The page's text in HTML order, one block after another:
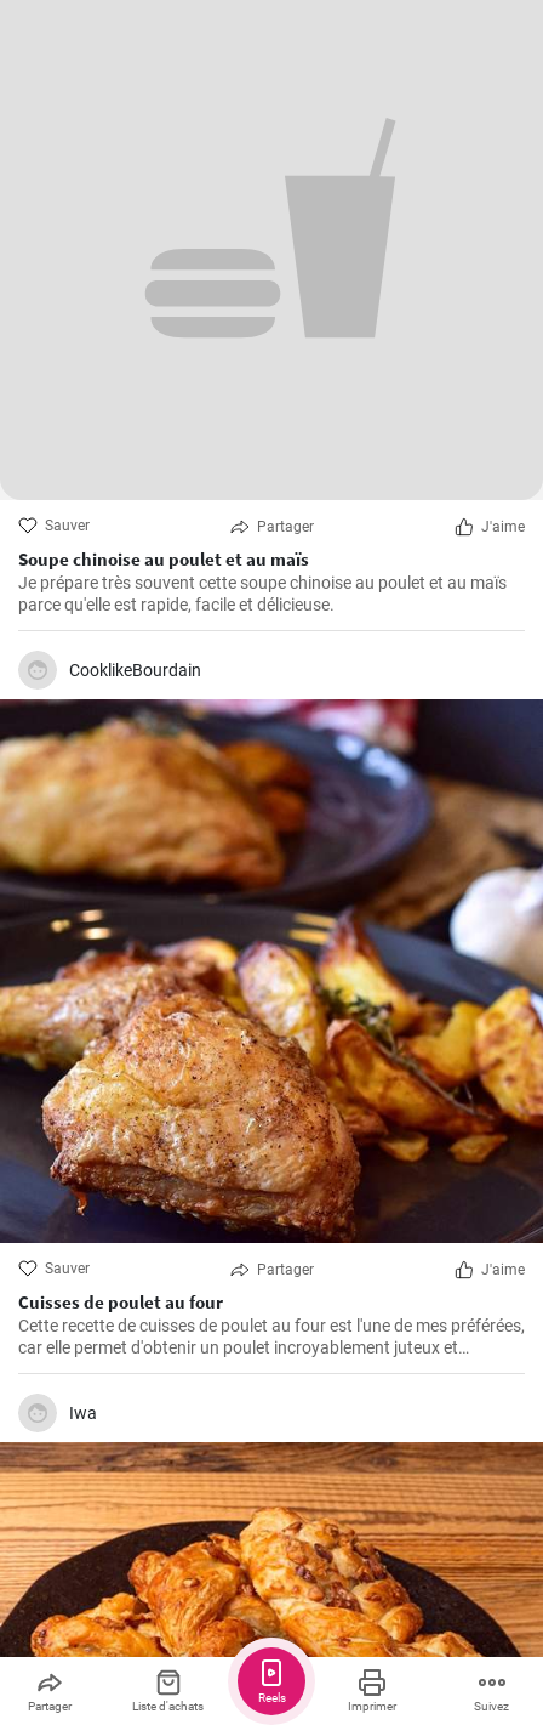
Sauver Partager J'aime
Soupe chinoise au poulet et au maïs
Je prépare très souvent cette soupe chinoise au poulet et au maïs
parce qu'elle est rapide, facile et délicieuse.
CooklikeBourdain
Sauver Partager J'aime
Cuisses de poulet au four
Cette recette de cuisses de poulet au four est l'une de mes préférées,
car elle permet d'obtenir un poulet incroyablement juteux et
savoureux. Les cuisses de poulet sont les parties du poulet que je
préfère cuire au four parce qu'elles restent juteuses même après un
long temps de cuisson. De plus, les ingrédients sont simples, mais
parviennent toujours à faire ressortir le meilleur du poulet, créant
ainsi un plat unique et délicieux.
Iwa
Partager Liste d'achats Imprimer Suivez
Reels